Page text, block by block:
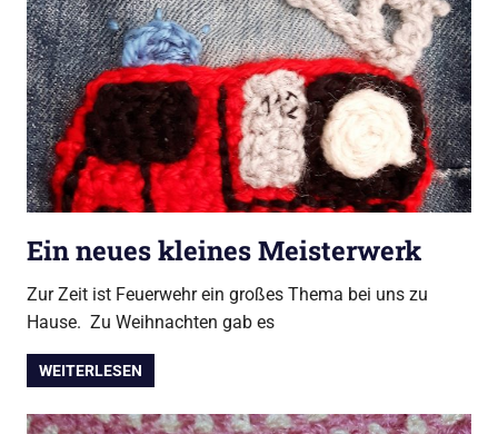
Ein neues kleines Meisterwerk
Zur Zeit ist Feuerwehr ein großes Thema bei uns zu
Hause. Zu Weihnachten gab es
WEITERLESEN